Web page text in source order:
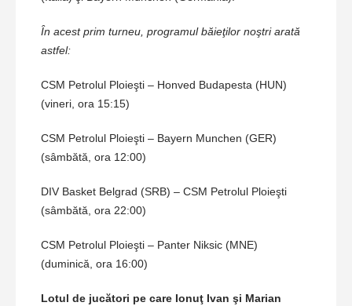
În acest prim turneu, programul băieţilor noştri arată
astfel:
CSM Petrolul Ploieşti – Honved Budapesta (HUN)
(vineri, ora 15:15)
CSM Petrolul Ploieşti – Bayern Munchen (GER)
(sâmbătă, ora 12:00)
DIV Basket Belgrad (SRB) – CSM Petrolul Ploieşti
(sâmbătă, ora 22:00)
CSM Petrolul Ploieşti – Panter Niksic (MNE)
(duminică, ora 16:00)
Lotul de jucători pe care Ionuţ Ivan şi Marian